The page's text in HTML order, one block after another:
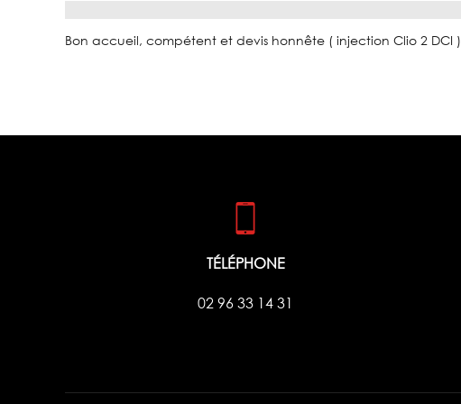
Bon accueil, compétent et devis honnête ( injection Clio 2 DCI )
TÉLÉPHONE
02 96 33 14 31